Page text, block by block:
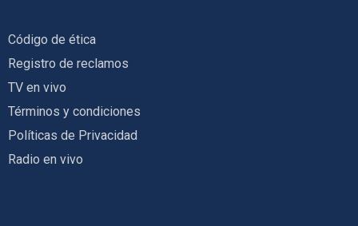
Código de ética
Registro de reclamos
TV en vivo
Términos y condiciones
Políticas de Privacidad
Radio en vivo